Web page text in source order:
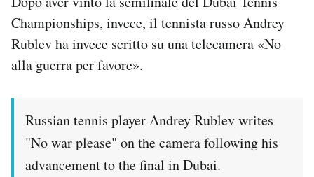
Championships, invece, il tennista russo Andrey
Rublev ha invece scritto su una telecamera «No
alla guerra per favore».
Russian tennis player Andrey Rublev writes
"No war please" on the camera following his
advancement to the final in Dubai.